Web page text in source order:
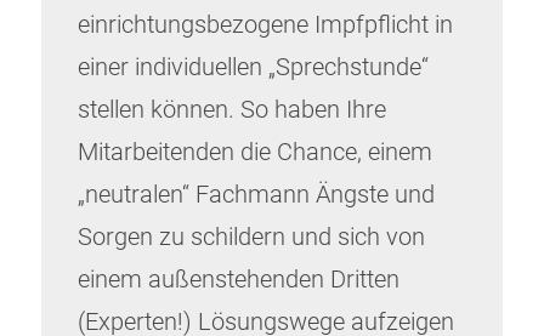
einrichtungsbezogene Impfpflicht in
einer individuellen „Sprechstunde“
stellen können. So haben Ihre
Mitarbeitenden die Chance, einem
„neutralen“ Fachmann Ängste und
Sorgen zu schildern und sich von
einem außenstehenden Dritten
(Experten!) Lösungswege aufzeigen